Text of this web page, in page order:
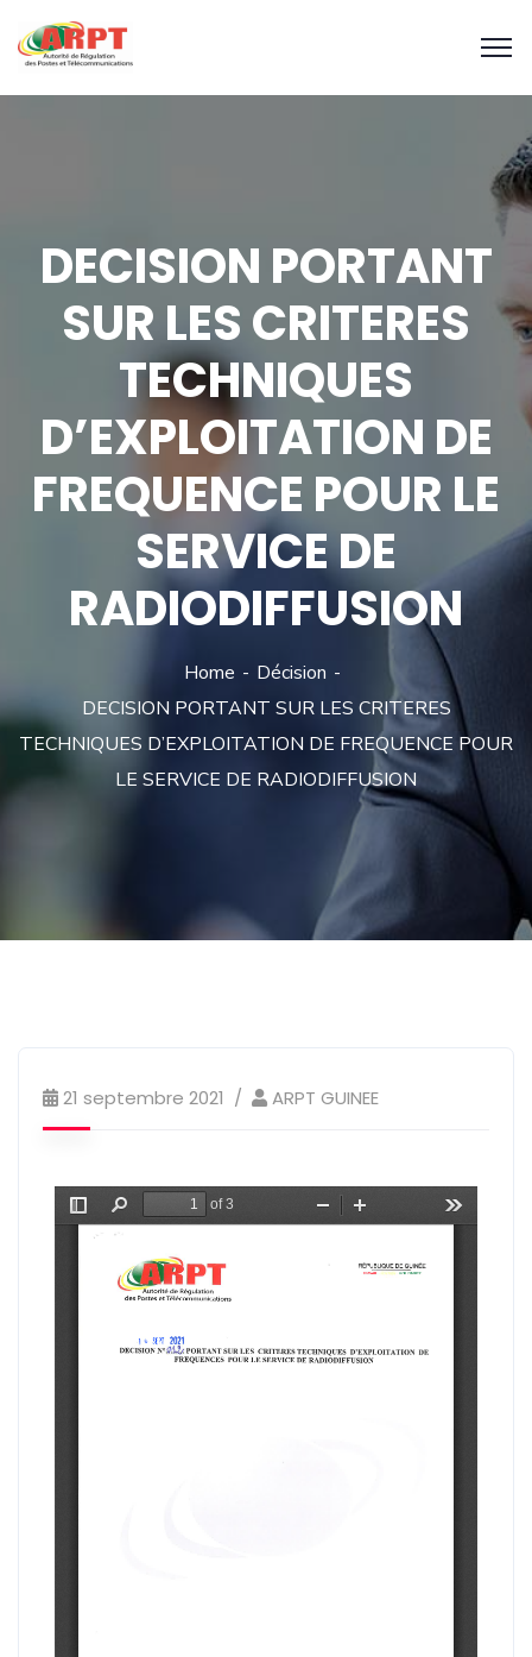
DECISION PORTANT
SUR LES CRITERES
TECHNIQUES
D’EXPLOITATION DE
FREQUENCE POUR LE
SERVICE DE
RADIODIFFUSION
Home
Décision
DECISION PORTANT SUR LES CRITERES
TECHNIQUES D’EXPLOITATION DE FREQUENCE POUR
LE SERVICE DE RADIODIFFUSION
21 septembre 2021 ARPT GUINEE